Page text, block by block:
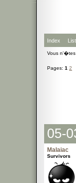
Index
Vous
Pages: 1 2
05-
Malaiac
Survivors